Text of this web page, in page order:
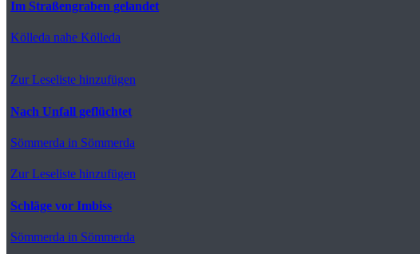
Im Straßengraben gelandet
Kölleda nahe Kölleda
Zur Leseliste hinzufügen
Nach Unfall geflüchtet
Sömmerda in Sömmerda
Zur Leseliste hinzufügen
Schläge vor Imbiss
Sömmerda in Sömmerda